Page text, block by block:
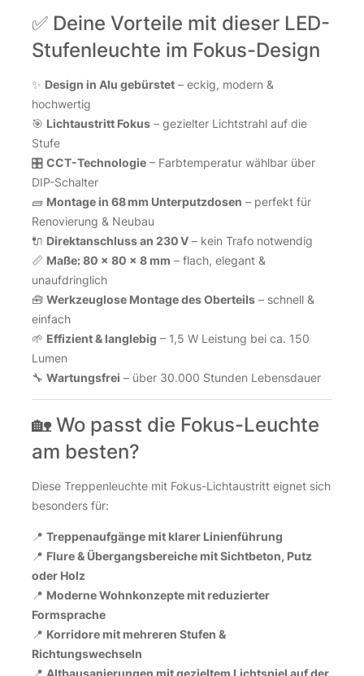
✅ Deine Vorteile mit dieser LED-
Stufenleuchte im Fokus-Design
✨ Design in Alu gebürstet – eckig, modern &
hochwertig
🎯 Lichtaustritt Fokus – gezielter Lichtstrahl auf die
Stufe
🎛️ CCT-Technologie – Farbtemperatur wählbar über
DIP-Schalter
🧱 Montage in 68 mm Unterputzdosen – perfekt für
Renovierung & Neubau
🔌 Direktanschluss an 230 V – kein Trafo notwendig
📏 Maße: 80 × 80 × 8 mm – flach, elegant &
unaufdringlich
🧰 Werkzeuglose Montage des Oberteils – schnell &
einfach
🌱 Effizient & langlebig – 1,5 W Leistung bei ca. 150
Lumen
🔧 Wartungsfrei – über 30.000 Stunden Lebensdauer
🏡 Wo passt die Fokus-Leuchte
am besten?
Diese Treppenleuchte mit Fokus-Lichtaustritt eignet sich
besonders für:
📍 Treppenaufgänge mit klarer Linienführung
📍 Flure & Übergangsbereiche mit Sichtbeton, Putz
oder Holz
📍 Moderne Wohnkonzepte mit reduzierter
Formsprache
📍 Korridore mit mehreren Stufen &
Richtungswechseln